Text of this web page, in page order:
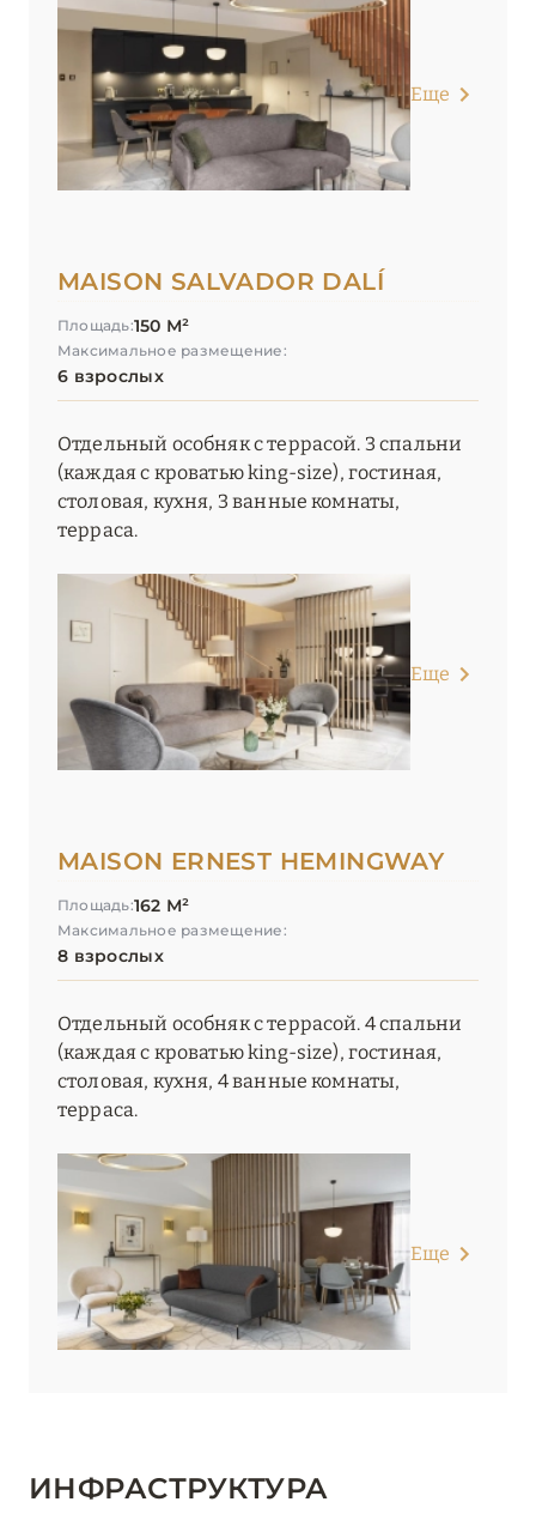
Еще
MAISON SALVADOR DALÍ
Площадь:150 М²
Максимальное размещение:
6 взрослых
Отдельный особняк с террасой. 3 спальни
(каждая с кроватью king-size), гостиная,
столовая, кухня, 3 ванные комнаты,
терраса.
Еще
MAISON ERNEST HEMINGWAY
Площадь:162 М²
Максимальное размещение:
8 взрослых
Отдельный особняк с террасой. 4 спальни
(каждая с кроватью king-size), гостиная,
столовая, кухня, 4 ванные комнаты,
терраса.
Еще
ИНФРАСТРУКТУРА